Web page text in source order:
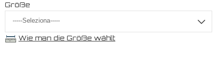
Größe
Wie man die Größe wählt